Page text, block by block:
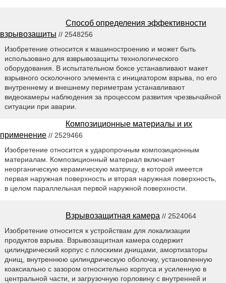
Способ определения эффективности
взрывозащиты // 2548256
Изобретение относится к машиностроению и может быть
использовано для взврывозащиты технологического
оборудования. В испытательном боксе устанавливают макет
взрывного осколочного элемента с инициатором взрыва, по его
внутреннему и внешнему периметрам устанавливают
видеокамеры наблюдения за процессом развития чрезвычайной
ситуации при аварии.
Композиционные материалы и их
применение // 2529466
Изобретение относится к ударопрочным композиционным
материалам. Композиционный материал включает
неорганическую керамическую матрицу, в которой имеется
первая наружная поверхность и вторая наружная поверхность,
в целом параллельная первой наружной поверхности.
Взрывозащитная камера // 2524064
Изобретение относится к устройствам для локализации
продуктов взрыва. Взрывозащитная камера содержит
цилиндрический корпус с плоскими днищами, амортизаторы
днищ, внутреннюю цилиндрическую оболочку, установленную
коаксиально с зазором относительно корпуса и усиленную в
центральной части, и загрузочную горловину с внутренней и